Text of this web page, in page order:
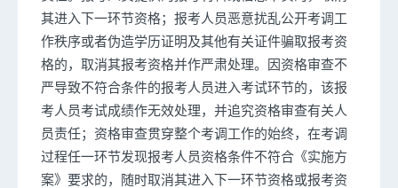
其进入下一环节资格；报考人员恶意扰乱公开考调工
作秩序或者伪造学历证明及其他有关证件骗取报考资
格的，取消其报考资格并作严肃处理。因资格审查不
严导致不符合条件的报考人员进入考试环节的，该报
考人员考试成绩作无效处理，并追究资格审查有关人
员责任；资格审查贯穿整个考调工作的始终，在考调
过程任一环节发现报考人员资格条件不符合《实施方
案》要求的，随时取消其进入下一环节资格或报考资